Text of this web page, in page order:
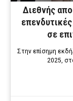
Διεθνής
σε
Στην επίσημη
2025,